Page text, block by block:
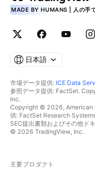
MADE BY HUMANS | 人の手
日本語
市場データ提供: ICE Data
参照データ提供: FactSet.
Inc.
Copyright © 2026, American
供: FactSet Research
SEC提出書類およびその他ド
© 2026 TradingView, Inc.
主要プロダクト